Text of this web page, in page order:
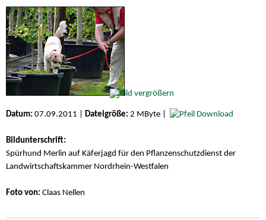
Datum: 07.09.2011 | Dateigröße: 2 MByte | Download
Bildunterschrift:
Spürhund Merlin auf Käferjagd für den Pflanzenschutzdienst der
Landwirtschaftskammer Nordrhein-Westfalen
Foto von: Claas Nellen